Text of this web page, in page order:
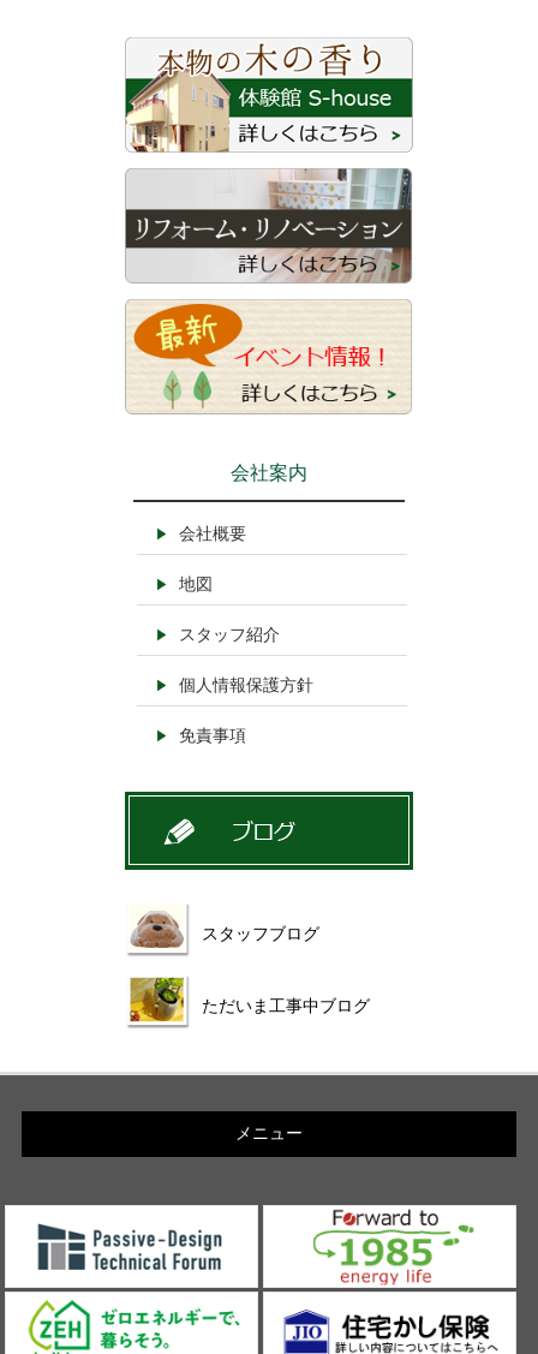
会社案内
会社概要
地図
スタッフ紹介
個人情報保護方針
免責事項
スタッフブログ
ただいま工事中ブログ
メニュー